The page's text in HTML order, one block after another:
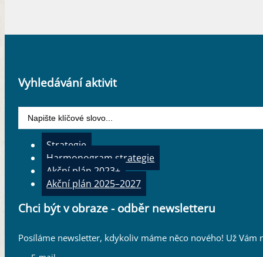
Vyhledávání aktivit
Strategie
Harmonogram strategie
Akční plán 2023+
Akční plán 2025–2027
Chci být v obraze - odběr newsletteru
Posíláme newsletter, kdykoliv máme něco nového! Už Vám